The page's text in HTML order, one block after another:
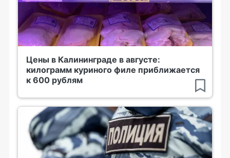
Цены в Калининграде в августе:
килограмм куриного филе приближается
к 600 рублям